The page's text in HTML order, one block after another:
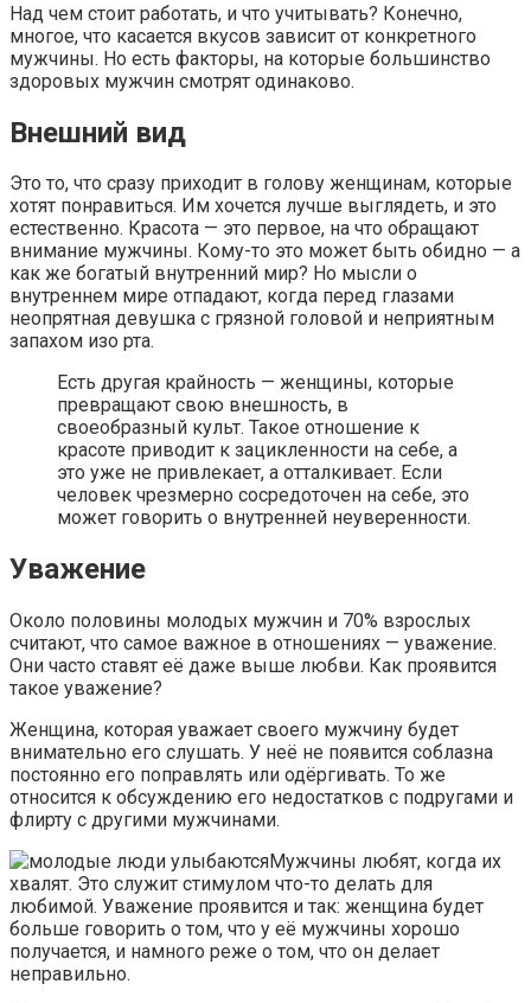
Над чем стоит работать, и что учитывать? Конечно,
многое, что касается вкусов зависит от конкретного
мужчины. Но есть факторы, на которые большинство
здоровых мужчин смотрят одинаково.
Внешний вид
Это то, что сразу приходит в голову женщинам, которые
хотят понравиться. Им хочется лучше выглядеть, и это
естественно. Красота — это первое, на что обращают
внимание мужчины. Кому-то это может быть обидно — а
как же богатый внутренний мир? Но мысли о
внутреннем мире отпадают, когда перед глазами
неопрятная девушка с грязной головой и неприятным
запахом изо рта.
Есть другая крайность — женщины, которые
превращают свою внешность, в
своеобразный культ. Такое отношение к
красоте приводит к зацикленности на себе, а
это уже не привлекает, а отталкивает. Если
человек чрезмерно сосредоточен на себе, это
может говорить о внутренней неуверенности.
Уважение
Около половины молодых мужчин и 70% взрослых
считают, что самое важное в отношениях — уважение.
Они часто ставят её даже выше любви. Как проявится
такое уважение?
Женщина, которая уважает своего мужчину будет
внимательно его слушать. У неё не появится соблазна
постоянно его поправлять или одёргивать. То же
относится к обсуждению его недостатков с подругами и
флирту с другими мужчинами.
Мужчины любят, когда их
хвалят. Это служит стимулом что-то делать для
любимой. Уважение проявится и так: женщина будет
больше говорить о том, что у её мужчины хорошо
получается, и намного реже о том, что он делает
неправильно.